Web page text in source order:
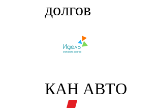
долгов
КАН АВТО